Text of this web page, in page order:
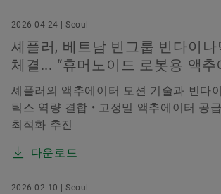
2026-04-24 | Seoul
셰플러, 베트남 빈그룹 빈다이나
체결... “휴머노이드 로봇용 액추
셰플러의 액추에이터 모션 기술과 빈다
틱스 역량 결합 • 고정밀 액추에이터 공
최적화 추진
다운로드
2026-02-10 | Seoul